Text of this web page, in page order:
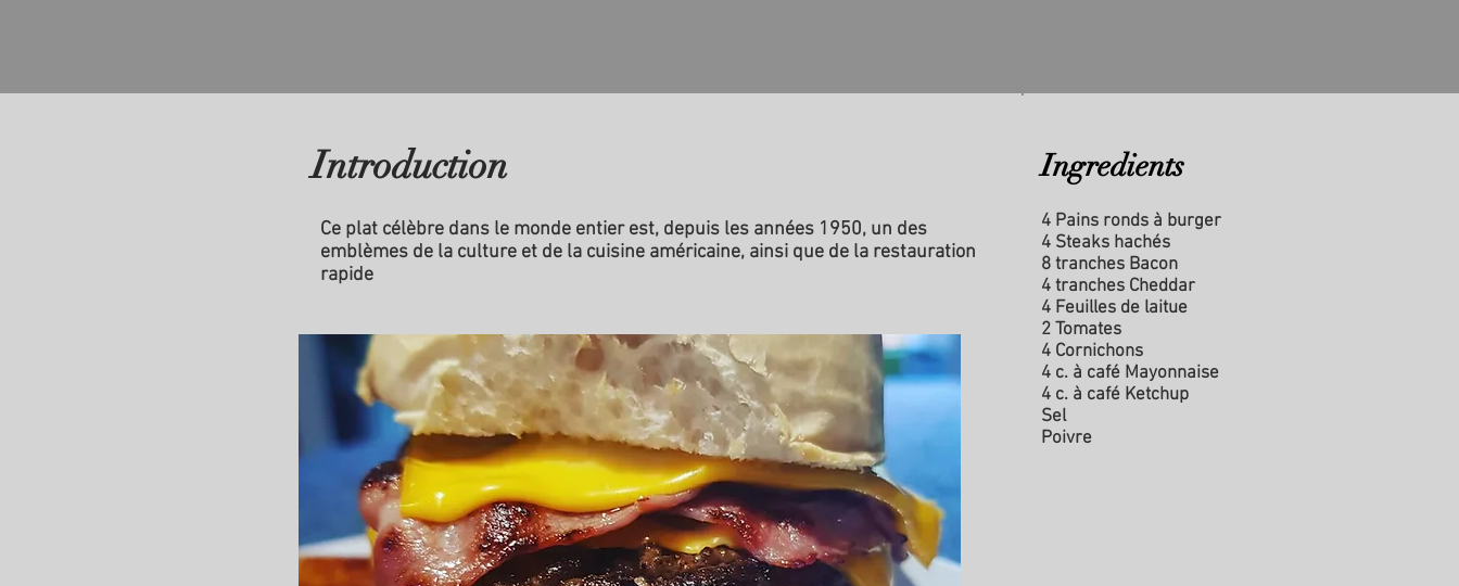
Introduction
Ce plat célèbre dans le monde entier est, depuis les années 1950, un des
emblèmes de la culture et de la cuisine américaine, ainsi que de la restauration
rapide
Ingredients
4 Pains ronds à burger
4 Steaks hachés
8 tranches Bacon
4 tranches Cheddar
4 Feuilles de laitue
2 Tomates
4 Cornichons
4 c. à café Mayonnaise
4 c. à café Ketchup
Sel
Poivre